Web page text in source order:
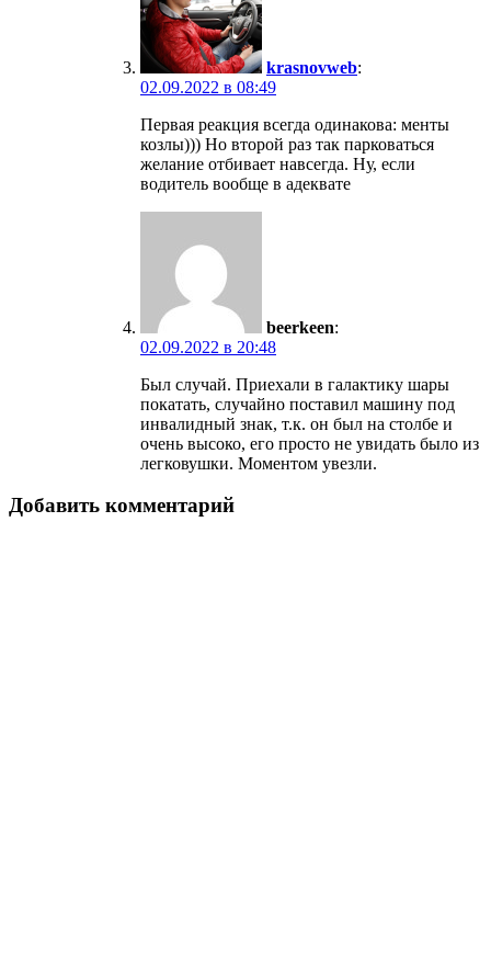
krasnovweb:
02.09.2022 в 08:49
Первая реакция всегда одинакова: менты
козлы))) Но второй раз так парковаться
желание отбивает навсегда. Ну, если
водитель вообще в адеквате
beerkeen:
02.09.2022 в 20:48
Был случай. Приехали в галактику шары
покатать, случайно поставил машину под
инвалидный знак, т.к. он был на столбе и
очень высоко, его просто не увидать было из
легковушки. Моментом увезли.
Добавить комментарий